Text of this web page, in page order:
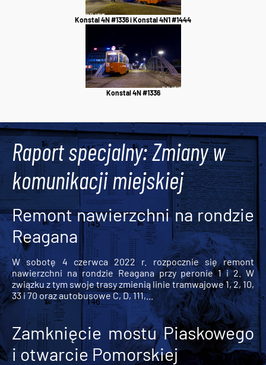
Konstal 4N #1336 i Konstal 4N1 #1444
Konstal 4N #1336
Raport specjalny: Zmiany w
komunikacji miejskiej
Remont nawierzchni na rondzie
Reagana
W sobotę 4 czerwca 2022 r. rozpocznie się remont
nawierzchni na rondzie Reagana przy peronie 1 i 2. W
związku z tym swoje trasy zmienią linie tramwajowe 1, 2, 10,
33 i 70 oraz autobusowe C, D, 111,...
Zamknięcie mostu Piaskowego
i otwarcie Pomorskiej